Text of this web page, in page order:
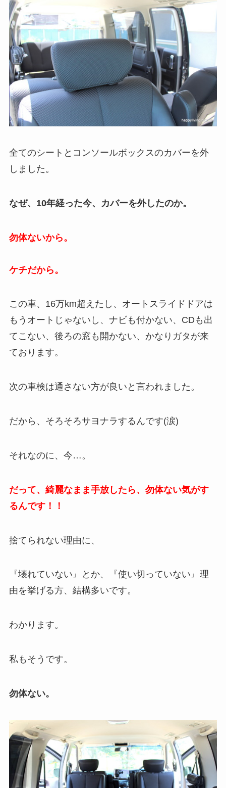
全てのシートとコンソールボックスのカバーを外
しました。
なぜ、10年経った今、カバーを外したのか。
勿体ないから。
ケチだから。
この車、16万km超えたし、オートスライドドアは
もうオートじゃないし、ナビも付かない、CDも出
てこない、後ろの窓も開かない、かなりガタが来
ております。
次の車検は通さない方が良いと言われました。
だから、そろそろサヨナラするんです(涙)
それなのに、今…。
だって、綺麗なまま手放したら、勿体ない気がす
るんです！！
捨てられない理由に、
『壊れていない』とか、『使い切っていない』理
由を挙げる方、結構多いです。
わかります。
私もそうです。
勿体ない。